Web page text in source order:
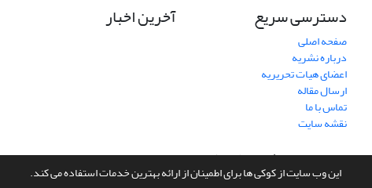
این وب سایت از کوکی ها برای اطمینان از ارائه بهترین خدمات استفاده می کند.
دسترسی سریع
صفحه اصلی
درباره نشریه
اعضای هیات تحریریه
ارسال مقاله
تماس با ما
نقشه سایت
آخرین اخبار
سامانه مدیریت نشریات علمی.طراحی و پیاده سازی ازسیناوب